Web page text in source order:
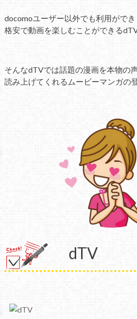
docomoユーザー以外でも利用ができ
格安で動画を楽しむことができるdTV
そんなdTVでは話題の漫画を本物の
読み上げてくれるムービーマンガの
dTV